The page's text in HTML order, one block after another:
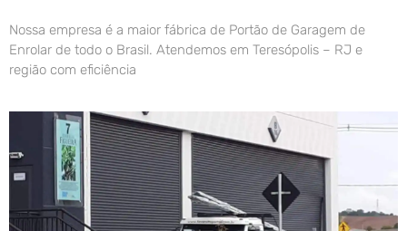
Nossa empresa é a maior fábrica de Portão de Garagem de
Enrolar de todo o Brasil. Atendemos em Teresópolis – RJ e
região com eficiência